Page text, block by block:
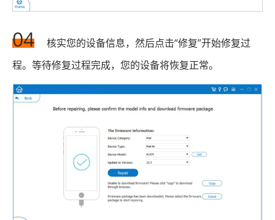
04
核实您的设备信息，然后点击“修复”开始修复过
程。等待修复过程完成，您的设备将恢复正常。